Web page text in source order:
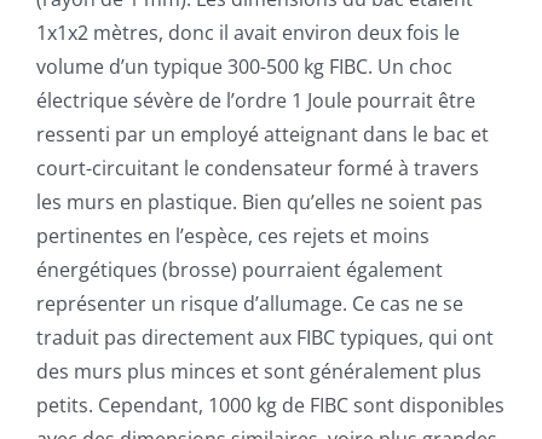
1x1x2 mètres, donc il avait environ deux fois le
volume d’un typique 300-500 kg FIBC. Un choc
électrique sévère de l’ordre 1 Joule pourrait être
ressenti par un employé atteignant dans le bac et
court-circuitant le condensateur formé à travers
les murs en plastique. Bien qu’elles ne soient pas
pertinentes en l’espèce, ces rejets et moins
énergétiques (brosse) pourraient également
représenter un risque d’allumage. Ce cas ne se
traduit pas directement aux FIBC typiques, qui ont
des murs plus minces et sont généralement plus
petits. Cependant, 1000 kg de FIBC sont disponibles